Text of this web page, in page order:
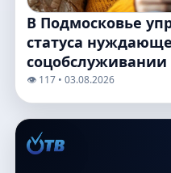
В Подмосковье
статуса
соцобслуживании
👁️ 117 • 03.08.2026